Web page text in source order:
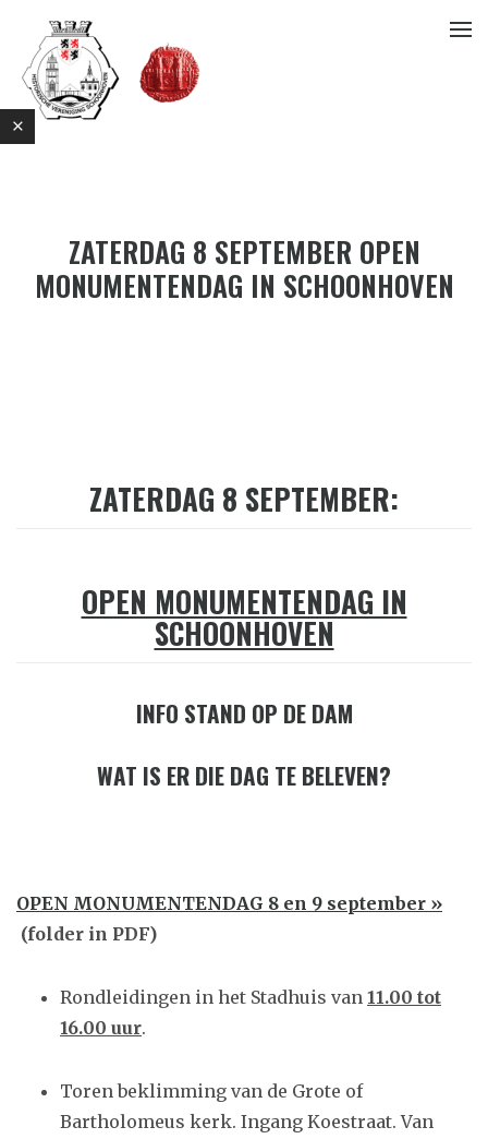
ZATERDAG 8 SEPTEMBER OPEN
MONUMENTENDAG IN SCHOONHOVEN
ZATERDAG 8 SEPTEMBER:
OPEN MONUMENTENDAG IN
SCHOONHOVEN
INFO STAND OP DE DAM
WAT IS ER DIE DAG TE BELEVEN?
OPEN MONUMENTENDAG 8 en 9 september »
(folder in PDF)
Rondleidingen in het Stadhuis van 11.00 tot
16.00 uur.
Toren beklimming van de Grote of
Bartholomeus kerk. Ingang Koestraat. Van